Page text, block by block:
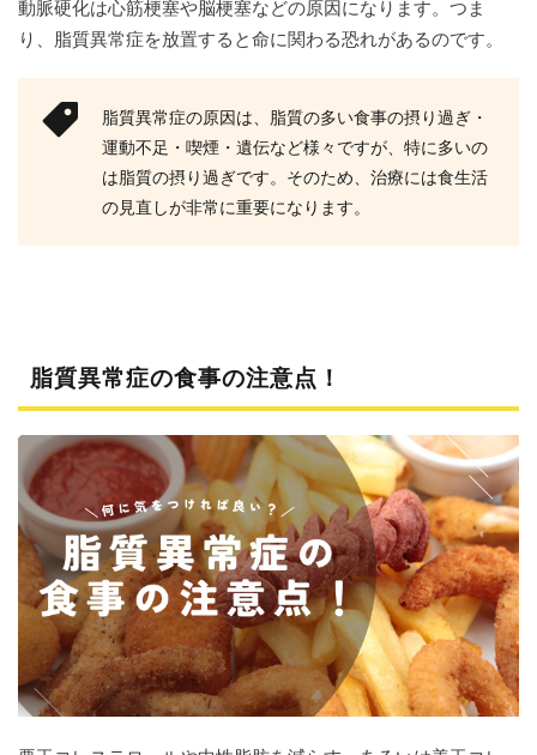
う！
4
症に
おす
脂肪
や無
脂肪
の乳
製品
4.2
2. 白
米・
玄
米・
雑穀
米
4.3
3. フ
ラン
ン・
動脈硬化は心筋梗塞や脳梗塞などの原因になります。つま
り、脂質異常症を放置すると命に関わる恐れがあるのです。
脂質異常症の原因は、脂質の多い食事の摂り過ぎ・
運動不足・喫煙・遺伝など様々ですが、特に多いの
は脂質の摂り過ぎです。そのため、治療には食生活
の見直しが非常に重要になります。
脂質異常症の食事の注意点！